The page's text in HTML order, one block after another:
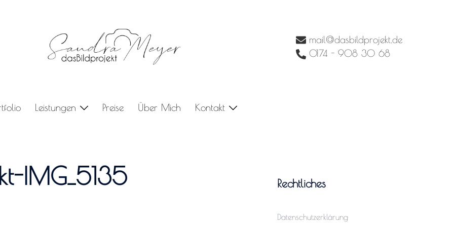
mail@dasbildprojekt.de
0174 - 908 30 68
Leistungen Preise Über Mich Kontakt
IMG_5135 Rechtliches
Datenschutzerklärung